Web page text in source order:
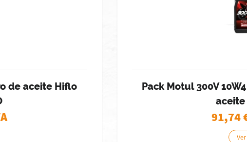
de aceite Hiflo
Pack Motul 300V
aceite
91,74